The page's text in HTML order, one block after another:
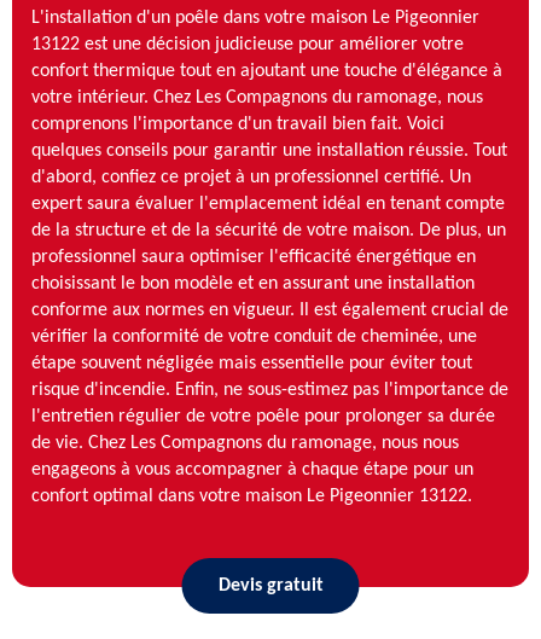
L'installation d'un poêle dans votre maison Le Pigeonnier
13122 est une décision judicieuse pour améliorer votre
confort thermique tout en ajoutant une touche d'élégance à
votre intérieur. Chez Les Compagnons du ramonage, nous
comprenons l'importance d'un travail bien fait. Voici
quelques conseils pour garantir une installation réussie. Tout
d'abord, confiez ce projet à un professionnel certifié. Un
expert saura évaluer l'emplacement idéal en tenant compte
de la structure et de la sécurité de votre maison. De plus, un
professionnel saura optimiser l'efficacité énergétique en
choisissant le bon modèle et en assurant une installation
conforme aux normes en vigueur. Il est également crucial de
vérifier la conformité de votre conduit de cheminée, une
étape souvent négligée mais essentielle pour éviter tout
risque d'incendie. Enfin, ne sous-estimez pas l'importance de
l'entretien régulier de votre poêle pour prolonger sa durée
de vie. Chez Les Compagnons du ramonage, nous nous
engageons à vous accompagner à chaque étape pour un
confort optimal dans votre maison Le Pigeonnier 13122.
Devis gratuit